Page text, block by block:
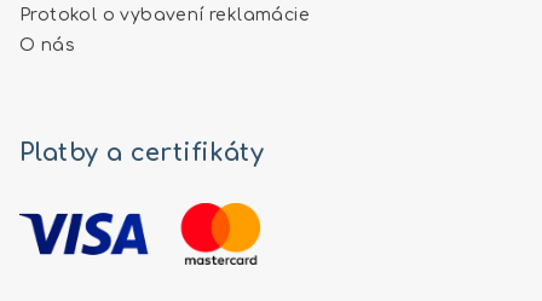
Protokol o vybavení reklamácie
O nás
Platby a certifikáty